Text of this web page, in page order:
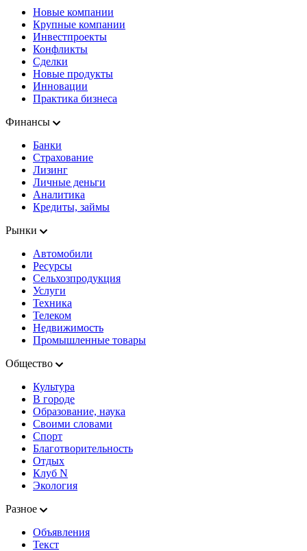
Новые компании
Крупные компании
Инвестпроекты
Конфликты
Сделки
Новые продукты
Инновации
Практика бизнеса
Финансы
Банки
Страхование
Лизинг
Личные деньги
Аналитика
Кредиты, займы
Рынки
Автомобили
Ресурсы
Сельхозпродукция
Услуги
Техника
Телеком
Недвижимость
Промышленные товары
Общество
Культура
В городе
Образование, наука
Своими словами
Спорт
Благотворительность
Отдых
Клуб N
Экология
Разное
Объявления
Текст